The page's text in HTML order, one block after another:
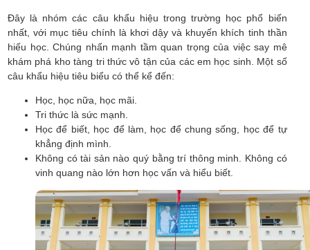
Đây là nhóm các câu khẩu hiệu trong trường học phổ biến
nhất, với mục tiêu chính là khơi dậy và khuyến khích tinh thần
hiếu học. Chúng nhấn mạnh tầm quan trọng của việc say mê
khám phá kho tàng tri thức vô tận của các em học sinh. Một số
câu khẩu hiệu tiêu biểu có thể kể đến:
Học, học nữa, học mãi.
Tri thức là sức mạnh.
Học để biết, học để làm, học để chung sống, học để tự
khẳng định mình.
Không có tài sản nào quý bằng trí thông minh. Không có
vinh quang nào lớn hơn học vấn và hiểu biết.